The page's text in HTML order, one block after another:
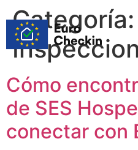
Categoría:
Cómo
de SES
conectar con